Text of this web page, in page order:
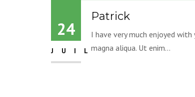
24
JUIL
Patrick
I have very much enjoyed
magna aliqua. Ut enim...